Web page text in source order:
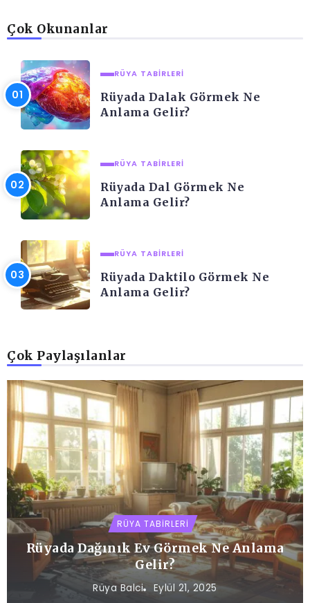
Çok Okunanlar
RÜYA TABIRLERI
Rüyada Dalak Görmek Ne
Anlama Gelir?
RÜYA TABIRLERI
Rüyada Dal Görmek Ne
Anlama Gelir?
RÜYA TABIRLERI
Rüyada Daktilo Görmek Ne
Anlama Gelir?
Çok Paylaşılanlar
RÜYA TABIRLERI
Rüyada Dağınık Ev Görmek Ne Anlama
Gelir?
Rüya Balci Eylül 21, 2025